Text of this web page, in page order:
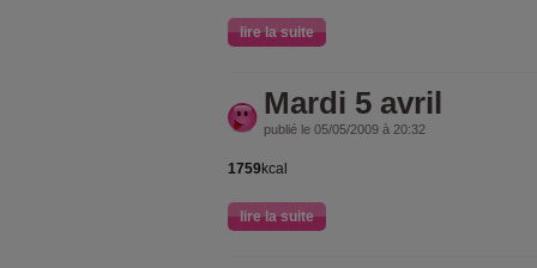
lire la suite
Mardi 5 avril
publié le 05/05/2009 à 20:32
1759kcal
lire la suite